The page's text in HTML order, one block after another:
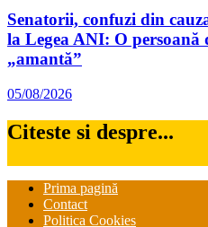
Senatorii, confuzi din
la Legea ANI: O
„amantă”
05/08/2026
Citeste si despre...
Prima pagină
Contact
Politica Cookies